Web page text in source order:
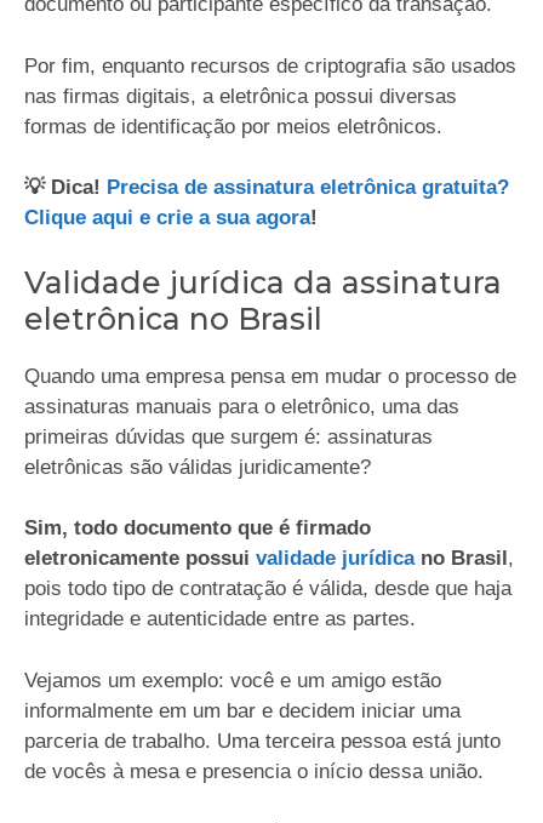
Por fim, enquanto recursos de criptografia são usados
nas firmas digitais, a eletrônica possui diversas
formas de identificação por meios eletrônicos.
💡 Dica! Precisa de assinatura eletrônica gratuita?
Clique aqui e crie a sua agora!
Validade jurídica da assinatura
eletrônica no Brasil
Quando uma empresa pensa em mudar o processo de
assinaturas manuais para o eletrônico, uma das
primeiras dúvidas que surgem é: assinaturas
eletrônicas são válidas juridicamente?
Sim, todo documento que é firmado
eletronicamente possui validade jurídicano Brasil ,
pois todo tipo de contratação é válida, desde que haja
integridade e autenticidade entre as partes.
Vejamos um exemplo: você e um amigo estão
informalmente em um bar e decidem iniciar uma
parceria de trabalho. Uma terceira pessoa está junto
de vocês à mesa e presencia o início dessa união.